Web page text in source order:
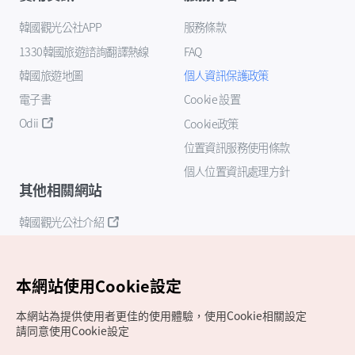
韓國觀光公社APP
1330韓國旅遊諮詢翻譯熱線
韓國旅遊地圖
電子書
Odii
服務條款
FAQ
個人資訊保護政策
Cookie 設置
Cookie政策
位置資訊服務使用條款
個人位置資訊處理方針
其他相關網站
韓國觀光公社介紹
本網站使用Cookie設定
本網站為提供使用者更佳的使用體驗，使用Cookie相關設定
請同意使用Cookie設定